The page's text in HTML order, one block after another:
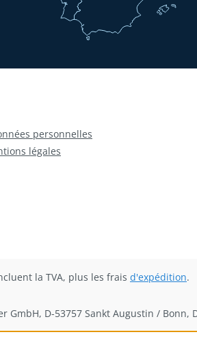
personnelles
légales
la TVA, plus les frais d'expédition.
GmbH, D-53757 Sankt Augustin / Bonn,